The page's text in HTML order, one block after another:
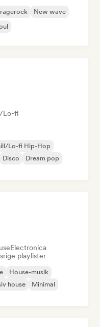
New wave
Lo-fi
Lo-fi Hip-Hop
Disco
Dream pop
Electronica
playlister
House-musik
house
Minimal